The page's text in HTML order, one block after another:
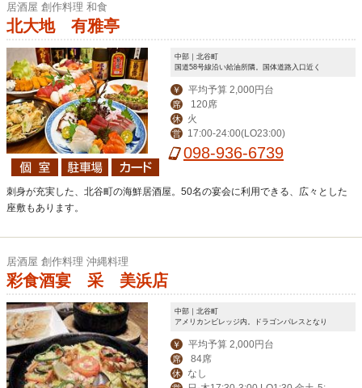
居酒屋 創作料理 和食
北大地 有雅亭
中部｜北谷町
国道58号線沿い給油所隣。国体道路入口近く
￥ 平均予算 2,000円台
席 120席
休 火
営 17:00-24:00(LO23:00)
098-936-6739
刺身が充実した、北谷町の海鮮居酒屋。50名の宴会に利用できる、広々とした
座敷もあります。
居酒屋 創作料理 沖縄料理
彩食酒宴 采 美浜店
中部｜北谷町
アメリカンビレッジ内。ドラゴンパレスとなり
￥ 平均予算 2,000円台
席 84席
休 なし